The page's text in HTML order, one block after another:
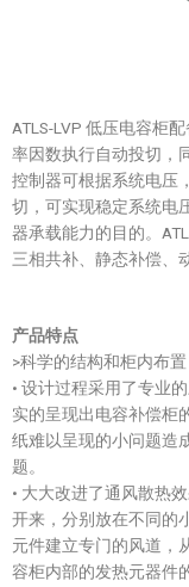
ATLS-LVP 低压电容柜
率因数执行自动投切，
控制器可根据系统电压
切，可实现稳定系统电
器承载能力的目的。
三相共补、静态补偿、
产品特点
>科学的结构和柜内布置
• 设计过程采用了专业
实的呈现出电容补偿柜
纸难以呈现的小问题造
题。
• 大大改进了通风散热
开来，分别放在不同的
元件建立专门的风道，
容柜内部的发热元器件